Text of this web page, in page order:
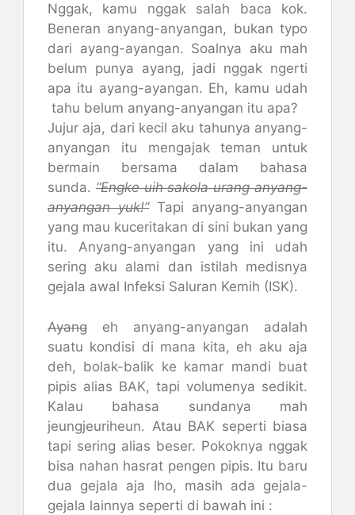
Nggak, kamu nggak salah baca kok.
Beneran anyang-anyangan, bukan typo
dari ayang-ayangan. Soalnya aku mah
belum punya ayang, jadi nggak ngerti
apa itu ayang-ayangan. Eh, kamu udah
tahu belum anyang-anyangan itu apa?
Jujur aja, dari kecil aku tahunya anyang-
anyangan itu mengajak teman untuk
bermain bersama dalam bahasa
sunda.“Engke uih sakola urang anyang-
anyangan yuk!” Tapi anyang-anyangan
yang mau kuceritakan di sini bukan yang
itu. Anyang-anyangan yang ini udah
sering aku alami dan istilah medisnya
gejala awal Infeksi Saluran Kemih (ISK).
Ayang eh anyang-anyangan adalah
suatu kondisi di mana kita, eh aku aja
deh, bolak-balik ke kamar mandi buat
pipis alias BAK, tapi volumenya sedikit.
Kalau bahasa sundanya mah
jeungjeuriheun. Atau BAK seperti biasa
tapi sering alias beser. Pokoknya nggak
bisa nahan hasrat pengen pipis. Itu baru
dua gejala aja lho, masih ada gejala-
gejala lainnya seperti di bawah ini :